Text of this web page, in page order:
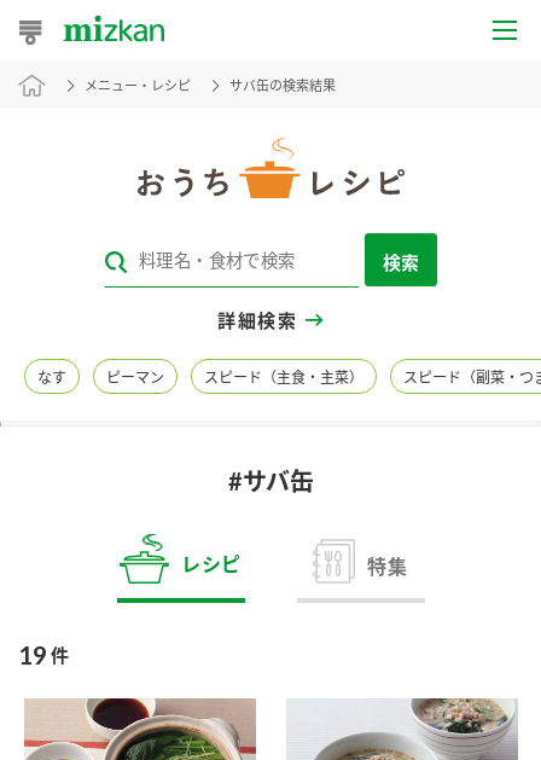
おうちレシピ
レシピカテゴリ一覧
レシピ名特集
商品カテゴリ
お酢ドリンク ぽん酢
ブランド・スペシャルサイト
メニュー・レシピ サバ缶の検索結果
検索
詳細検索
なす ピーマン スピード（主食・主菜） スピード（副菜・つ
#サバ缶
レシピ 特集
19 件